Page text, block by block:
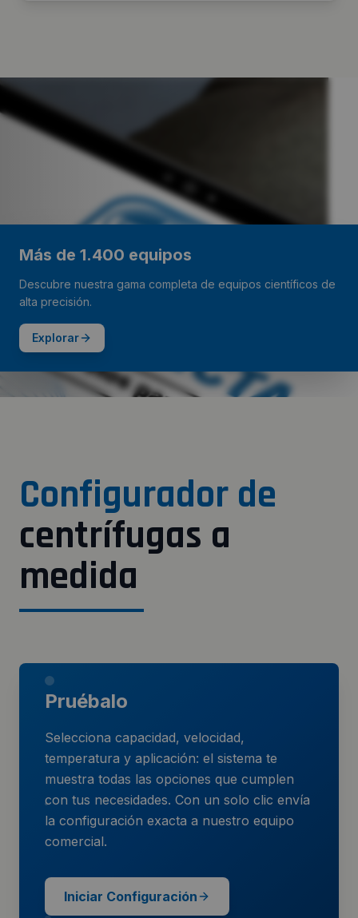
Más de 1.400 equipos
Descubre nuestra gama completa de equipos científicos de
alta precisión.
Explorar
Configurador de
centrífugas a
medida
Pruébalo
Selecciona capacidad, velocidad,
temperatura y aplicación: el sistema te
muestra todas las opciones que cumplen
con tus necesidades. Con un solo clic envía
la configuración exacta a nuestro equipo
comercial.
Iniciar Configuración